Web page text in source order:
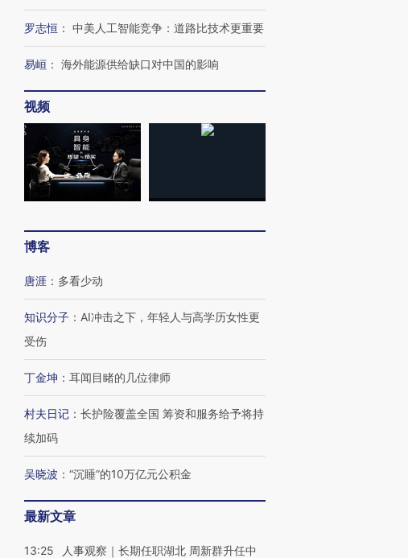
罗志恒 ： 中美人工智能竞争：道路比技术更重要
易峘 ： 海外能源供给缺口对中国的影响
视频
博客
唐涯 ： 多看少动
知识分子 ： AI冲击之下，年轻人与高学历女性更
受伤
丁金坤 ： 耳闻目睹的几位律师
村夫日记 ： 长护险覆盖全国 筹资和服务给予将持
续加码
吴晓波 ： “沉睡”的10万亿元公积金
最新文章
13:25
人事观察｜长期任职湖北 周新群升任中